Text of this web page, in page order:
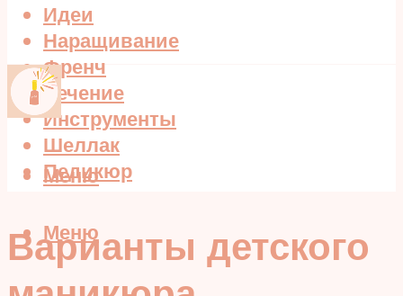
Идеи
Наращивание
Френч
Лечение
Инструменты
Шеллак
Педикюр
Меню
Меню
Варианты детского